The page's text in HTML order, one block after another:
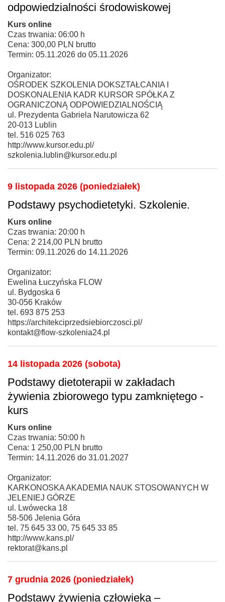
odpowiedzialności środowiskowej
Kurs online
Czas trwania: 06:00 h
Cena: 300,00 PLN brutto
Termin: 05.11.2026 do 05.11.2026
Organizator:
OŚRODEK SZKOLENIA DOKSZTAŁCANIA I
DOSKONALENIA KADR KURSOR SPÓŁKA Z
OGRANICZONĄ ODPOWIEDZIALNOŚCIĄ
ul. Prezydenta Gabriela Narutowicza 62
20-013 Lublin
tel. 516 025 763
http://www.kursor.edu.pl/
szkolenia.lublin@kursor.edu.pl
9 listopada 2026 (poniedziałek)
Podstawy psychodietetyki. Szkolenie.
Kurs online
Czas trwania: 20:00 h
Cena: 2 214,00 PLN brutto
Termin: 09.11.2026 do 14.11.2026
Organizator:
Ewelina Łuczyńska FLOW
ul. Bydgoska 6
30-056 Kraków
tel. 693 875 253
https://architekciprzedsiebiorczosci.pl/
kontakt@flow-szkolenia24.pl
14 listopada 2026 (sobota)
Podstawy dietoterapii w zakładach
żywienia zbiorowego typu zamkniętego -
kurs
Kurs online
Czas trwania: 50:00 h
Cena: 1 250,00 PLN brutto
Termin: 14.11.2026 do 31.01.2027
Organizator:
KARKONOSKA AKADEMIA NAUK STOSOWANYCH W
JELENIEJ GÓRZE
ul. Lwówecka 18
58-506 Jelenia Góra
tel. 75 645 33 00, 75 645 33 85
http://www.kans.pl/
rektorat@kans.pl
7 grudnia 2026 (poniedziałek)
Podstawy żywienia człowieka –